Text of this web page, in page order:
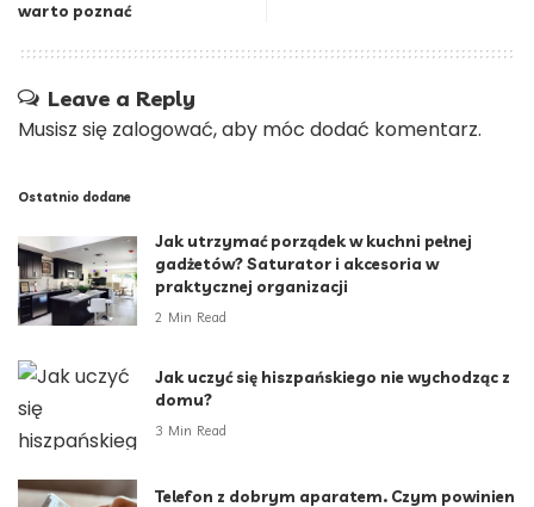
warto poznać
Leave a Reply
Musisz się zalogować, aby móc dodać komentarz.
Ostatnio dodane
Jak utrzymać porządek w kuchni pełnej
gadżetów? Saturator i akcesoria w
praktycznej organizacji
2 Min Read
Jak uczyć się hiszpańskiego nie wychodząc z
domu?
3 Min Read
Telefon z dobrym aparatem. Czym powinien